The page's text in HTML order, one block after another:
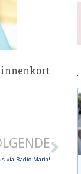
via Radio Maria!